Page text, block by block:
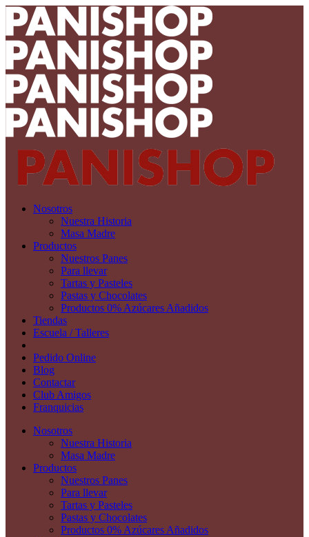
Nosotros
Nuestra Historia
Masa Madre
Productos
Nuestros Panes
Para llevar
Tartas y Pasteles
Pastas y Chocolates
Productos 0% Azúcares Añadidos
Tiendas
Escuela / Talleres
Pedido Online
Blog
Contactar
Club Amigos
Franquicias
Nosotros
Nuestra Historia
Masa Madre
Productos
Nuestros Panes
Para llevar
Tartas y Pasteles
Pastas y Chocolates
Productos 0% Azúcares Añadidos